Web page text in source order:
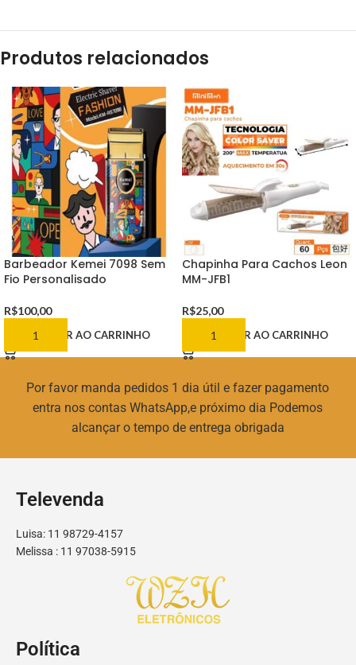
Produtos relacionados
Barbeador Kemei 7098 Sem
Fio Personalisado
R$100,00
ADICIONAR AO CARRINHO
Chapinha Para Cachos Leon
MM-JFB1
R$25,00
ADICIONAR AO CARRINHO
Por favor manda pedidos 1 dia útil e fazer pagamento
entra nos contas WhatsApp,e próximo dia Podemos
alcançar o tempo de entrega obrigada
Televenda
Luisa: 11 98729-4157
Melissa : 11 97038-5915
Política